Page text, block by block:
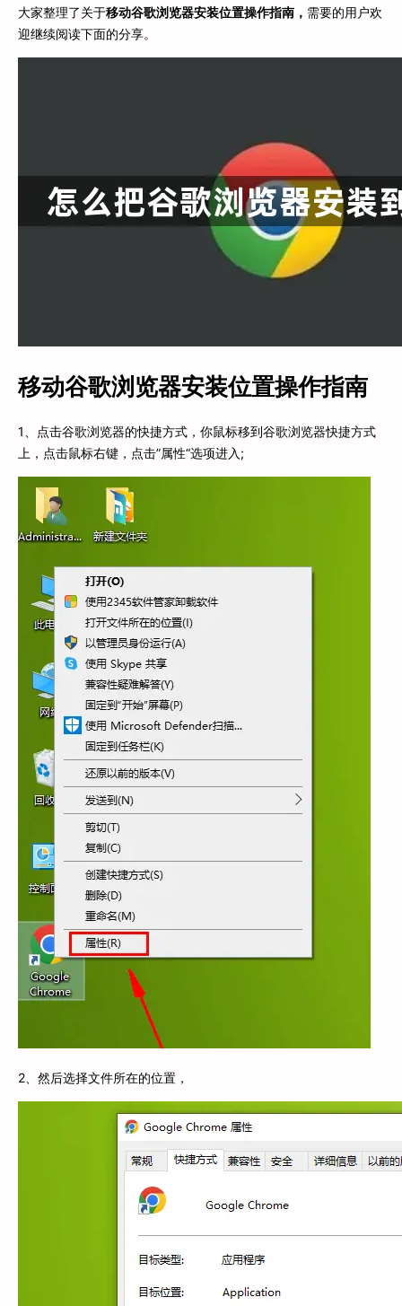
大家整理了关于移动谷歌浏览器安装位置操作指南， 需要的用户欢
迎继续阅读下面的分享。
移动谷歌浏览器安装位置操作指南
1、点击谷歌浏览器的快捷方式，你鼠标移到谷歌浏览器快捷方式
上，点击鼠标右键，点击”属性“选项进入;
2、然后选择文件所在的位置，